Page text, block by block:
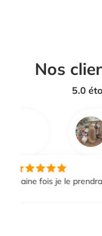
Nos
5.0
fois je le prendrais